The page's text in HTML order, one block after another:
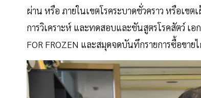
ผ่าน หรือ ภายในเขตโรคระบาดชั่วคราว หรือเขต
การวิเคราะห์ และทดสอบและชันสูตรโรคสัตว์ เอ
FOR FROZEN และสมุดจดบันทึกรายการซื้อขาย